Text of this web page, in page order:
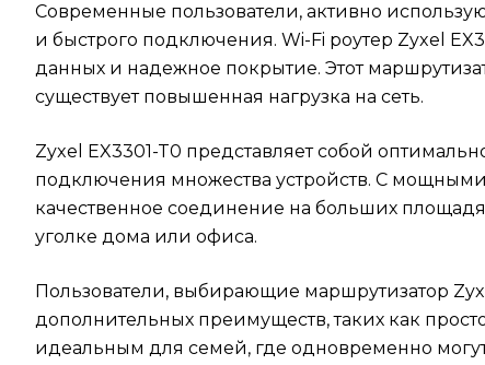
Современные пользователи, активно
и быстрого подключения. Wi-Fi роутер Zyxel
данных и надежное покрытие. Этот
существует повышенная нагрузка на сеть.
Zyxel EX3301-T0 представляет собой
подключения множества устройств. С
качественное соединение на больших
уголке дома или офиса.
Пользователи, выбирающие маршрутизатор
дополнительных преимуществ, таких как
идеальным для семей, где одновременно